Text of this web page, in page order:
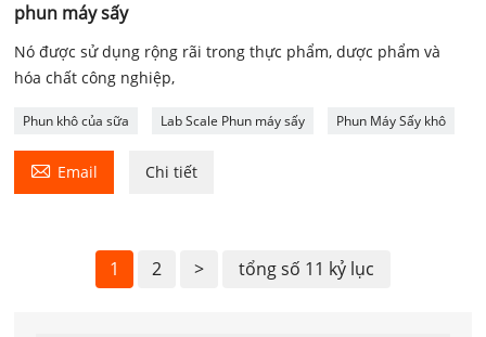
phun máy sấy
Nó được sử dụng rộng rãi trong thực phẩm, dược phẩm và
hóa chất công nghiệp,
Phun khô của sữa Lab Scale Phun máy sấy Phun Máy Sấy khô
 Email Chi tiết
1 2 > tổng số 11 kỷ lục